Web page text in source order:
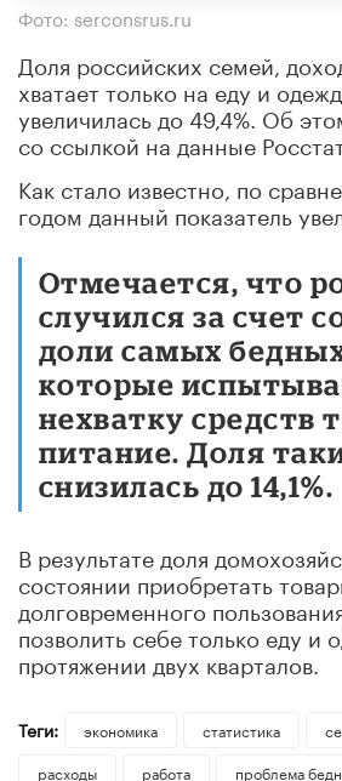
Фото: serconsrus.ru
Доля российских семей,
хватает только на еду и
увеличилась до 49,4%. Об
со ссылкой на данные
Как стало известно, по
годом данный показатель
Отмечается, что
случился за счет
доли самых
которые
нехватку средств
питание. Доля
снизилась до 14,1%.
В результате доля
состоянии приобретать
долговременного
позволить себе только еду и
протяжении двух кварталов.
Теги: экономика статистика
расходы
работа проблема